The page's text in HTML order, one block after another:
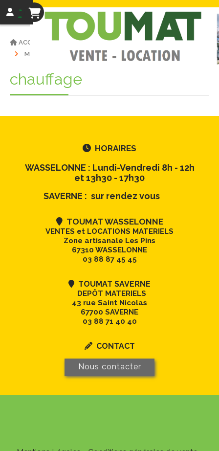
ACCUEIL
VENTE MATÉRIELS
MATÉRIEL D'OCCASIONS
CHAUFFAGE
chauffage
 HORAIRES
WASSELONNE : Lundi-Vendredi 8h - 12h
et 13h30 - 17h30
SAVERNE : sur rendez vous
TOUMAT WASSELONNE
VENTES et LOCATIONS MATERIELS
Zone artisanale Les Pins
67310 WASSELONNE
03 88 87 45 45
 TOUMAT SAVERNE
DEPÔT MATERIELS
43 rue Saint Nicolas
67700 SAVERNE
03 88 71 40 40
CONTACT
Nous contacter